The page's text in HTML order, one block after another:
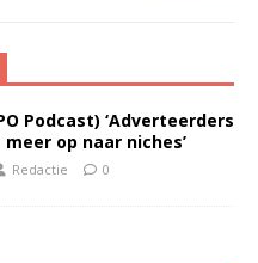
Podcast) ‘Adverteerders
op naar niches’
Redactie 0